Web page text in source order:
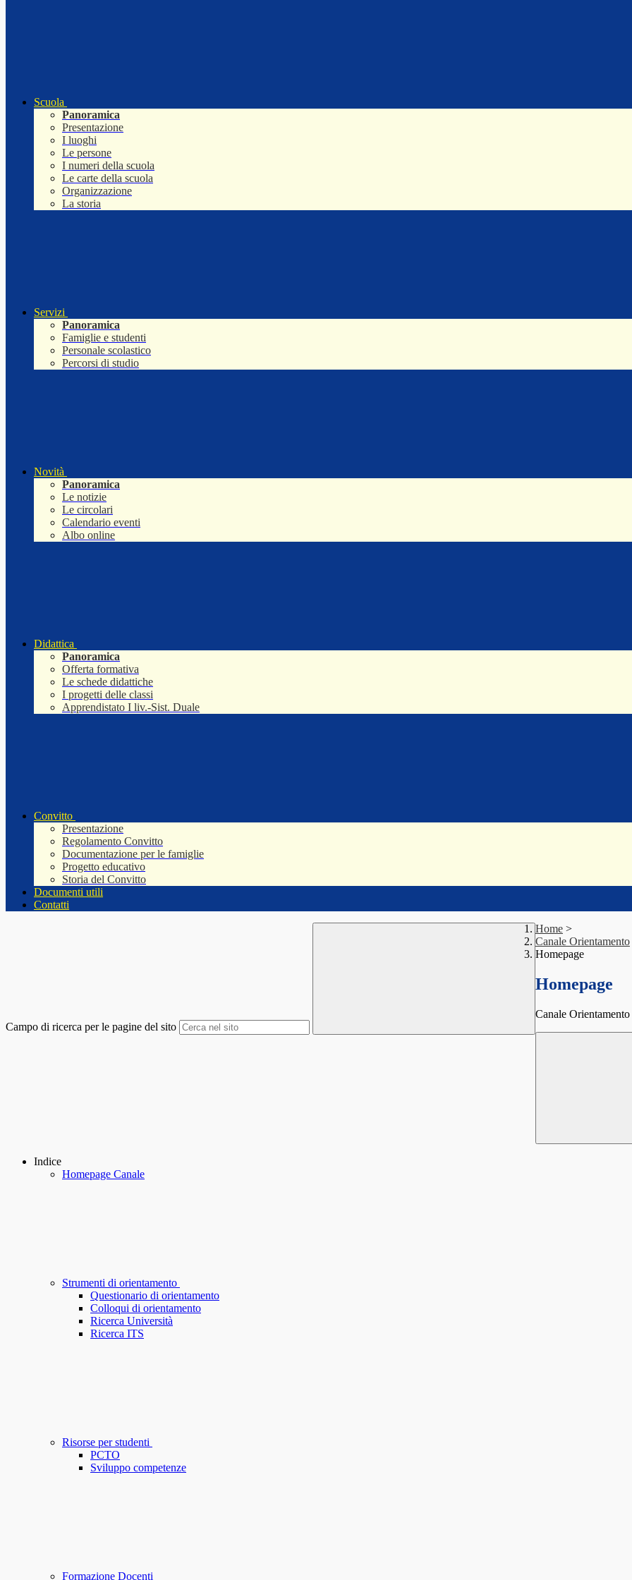
Scuola
Panoramica
Presentazione
I luoghi
Le persone
I numeri della scuola
Le carte della scuola
Organizzazione
La storia
Servizi
Panoramica
Famiglie e studenti
Personale scolastico
Percorsi di studio
Novità
Panoramica
Le notizie
Le circolari
Calendario eventi
Albo online
Didattica
Panoramica
Offerta formativa
Le schede didattiche
I progetti delle classi
Apprendistato I liv.-Sist. Duale
Convitto
Presentazione
Regolamento Convitto
Documentazione per le famiglie
Progetto educativo
Storia del Convitto
Documenti utili
Contatti
Campo di ricerca per le pagine del sito
Home >
Canale Orientamento
Homepage
Homepage
Canale Orientamento
Indice
Homepage Canale
Strumenti di orientamento
Questionario di orientamento
Colloqui di orientamento
Ricerca Università
Ricerca ITS
Risorse per studenti
PCTO
Sviluppo competenze
Formazione Docenti